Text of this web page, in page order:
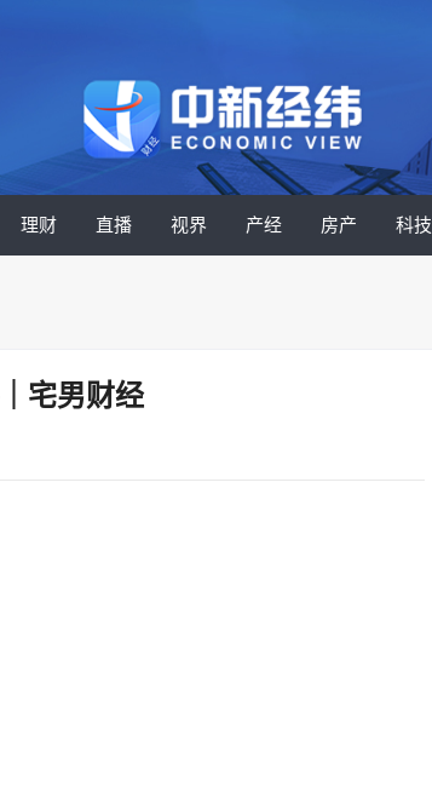
理财 直播 视界 产经 房产 科技
宅男财经